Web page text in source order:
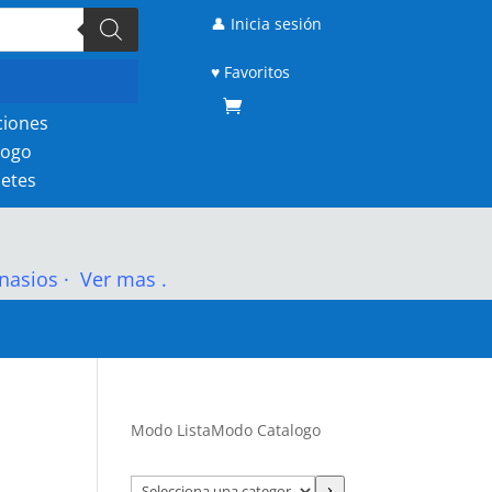
👤 Inicia sesión
♥ Favoritos
· Ver mas .
Modo ListaModo Catalogo
Selecciona